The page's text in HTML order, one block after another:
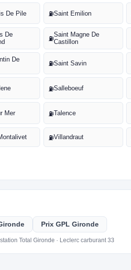
De Pile ⛽Saint Emilion
De
⛽
Saint Magne De
Castillon
De
⛽Saint Savin
⛽Salleboeuf
Mer ⛽Talence
⛽Villandraut
Prix GPL Gironde
Total Gironde · Leclerc carburant 33